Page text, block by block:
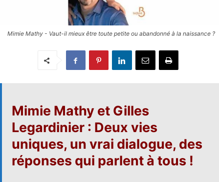
Mimie Mathy - Vaut-il mieux être toute petite ou abandonné à la naissance ?
Mimie Mathy et Gilles
Legardinier : Deux vies
uniques, un vrai dialogue, des
réponses qui parlent à tous !